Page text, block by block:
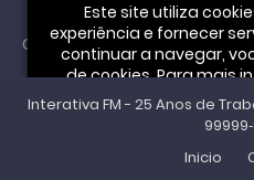
Cookie Notice
Este site utiliza
experiência e fornecer
continuar a navegar,
de cookies. Para mais
Política de
Interativa FM - 25 Anos de
Inicio